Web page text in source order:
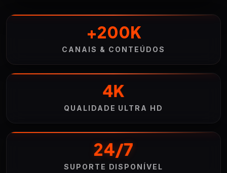
+200K
CANAIS & CONTEÚDOS
4K
QUALIDADE ULTRA HD
24/7
SUPORTE DISPONÍVEL